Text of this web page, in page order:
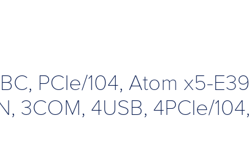
PCIe/104, Atom x5-
3COM, 4USB, 4PCIe/